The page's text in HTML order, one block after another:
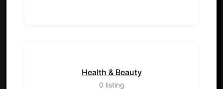
Health & Beauty
0 listing